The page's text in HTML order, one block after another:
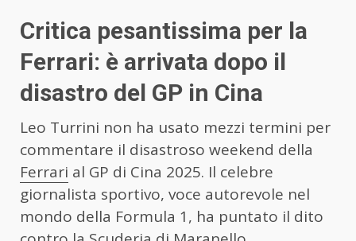
Critica pesantissima per la
Ferrari: è arrivata dopo il
disastro del GP in Cina
Leo Turrini non ha usato mezzi termini per
commentare il disastroso weekend della
Ferrari al GP di Cina 2025. Il celebre
giornalista sportivo, voce autorevole nel
mondo della Formula 1, ha puntato il dito